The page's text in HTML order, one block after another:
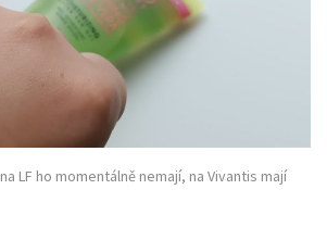
na LF ho momentálně nemají, na Vivantis mají